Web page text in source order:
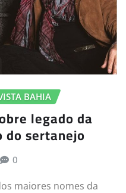
BAHIA
legado da
do sertanejo
0
maiores nomes da